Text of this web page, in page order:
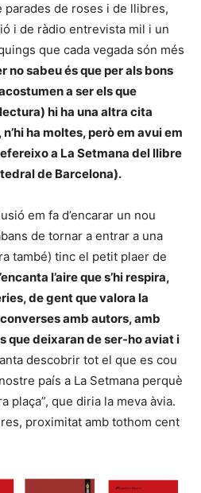
parades de roses i de llibres,
i de ràdio entrevista mil i un
que cada vegada són més
no sabeu és que per als bons
a ser els que
hi ha una altra cita
ha moltes, però em avui em
a La Setmana del llibre
de Barcelona).
em fa d’encarar un nou
de tornar a entrar a una
també) tinc el petit plaer de
l’aire que s’hi respira,
de gent que valora la
amb autors, amb
que deixaran de ser-ho aviat i
descobrir tot el que es cou
país a La Setmana perquè
plaça”, que diria la meva àvia.
proximitat amb tothom cent